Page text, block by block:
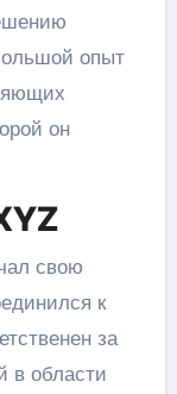
опыт
он
свою
к
за
в области